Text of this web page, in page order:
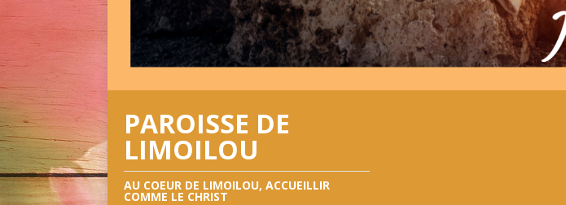
PAROISSE DE
LIMOILOU
AU COEUR DE LIMOILOU, ACCUEILLIR
COMME LE CHRIST